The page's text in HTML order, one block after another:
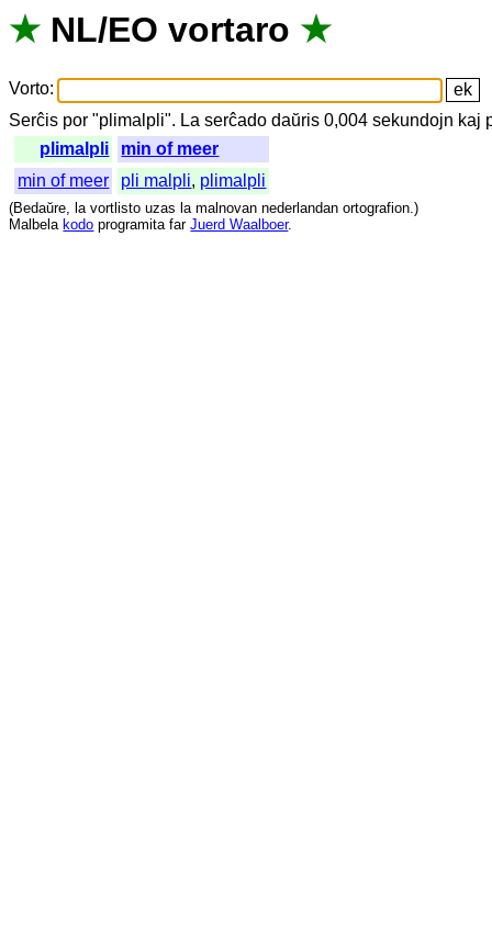
★ NL/EO vortaro ★
Vorto:
Serĉis por "plimalpli". La serĉado daŭris 0,004sekundojn kaj
plimalpli
min of meer
min of meer
pli malpli, plimalpli
(Bedaŭre, la vortlisto uzas la malnovan nederlandan ortografion.)
Malbela kodo programita far Juerd Waalboer.